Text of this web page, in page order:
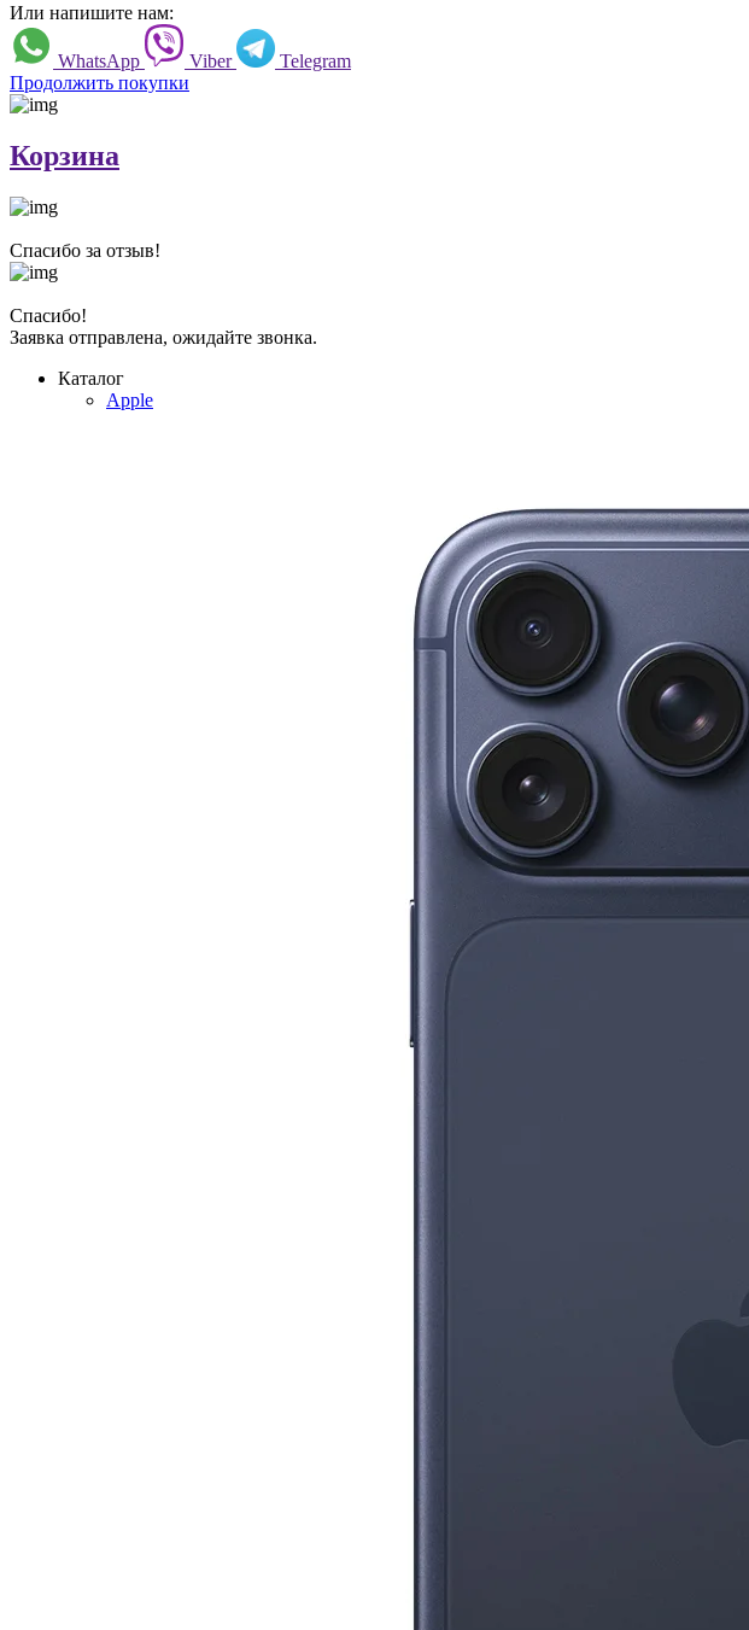
Или напишите нам:
WhatsApp Viber
Telegram
Продолжить покупки
Корзина
Спасибо за отзыв!
Спасибо!
Заявка отправлена, ожидайте звонка.
Каталог
Apple